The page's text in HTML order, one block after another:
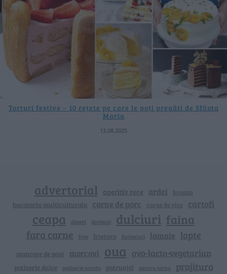
Torturi festive – 10 rețete pe care le poți pregăti de Sfânta
Maria
13.08.2025
advertorial aperitiv rece ardei branza
bucataria multiculturala carne de porc carne de vita cartofi
ceapa desert dovlecei dulciuri faina
fara carne free friptura fursecuri lamaie lapte
mancare de post morcovi oua ovo-lacto-vegetarian
patiserie dulce patiserie sarata patrunjel pentru iarna prajitura